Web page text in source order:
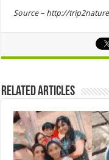
Source – http://
Related Articles